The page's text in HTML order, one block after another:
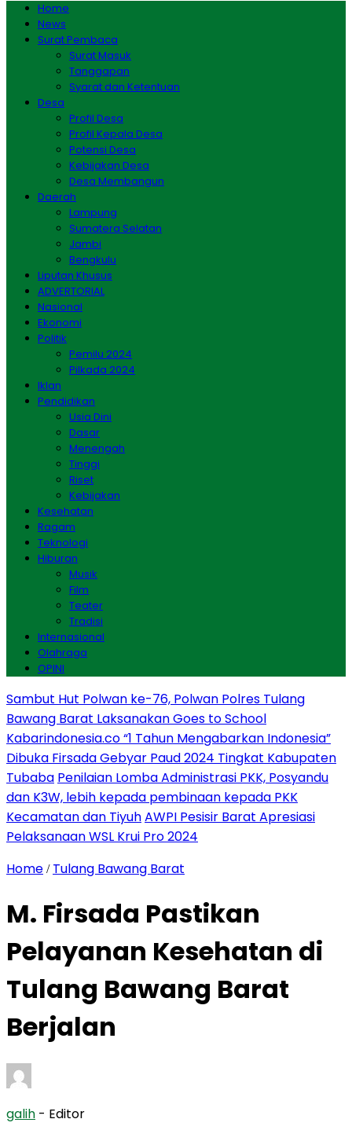
Home
News
Surat Pembaca
Surat Masuk
Tanggapan
Syarat dan Ketentuan
Desa
Profil Desa
Profil Kepala Desa
Potensi Desa
Kebijakan Desa
Desa Membangun
Daerah
Lampung
Sumatera Selatan
Jambi
Bengkulu
Liputan Khusus
ADVERTORIAL
Nasional
Ekonomi
Politik
Pemilu 2024
Pilkada 2024
Iklan
Pendidikan
Usia Dini
Dasar
Menengah
Tinggi
Riset
Kebijakan
Kesehatan
Ragam
Teknologi
Hiburan
Musik
Film
Teater
Tradisi
Internasional
Olahraga
OPINI
Sambut Hut Polwan ke-76, Polwan Polres Tulang
Bawang Barat Laksanakan Goes to School
Kabarindonesia.co “1 Tahun Mengabarkan Indonesia”
Dibuka Firsada Gebyar Paud 2024 Tingkat Kabupaten
Tubaba Penilaian Lomba Administrasi PKK, Posyandu
dan K3W, lebih kepada pembinaan kepada PKK
Kecamatan dan TiyuhAWPI Pesisir Barat Apresiasi
Pelaksanaan WSL Krui Pro 2024
Home / Tulang Bawang Barat
M. Firsada Pastikan
Pelayanan Kesehatan di
Tulang Bawang Barat
Berjalan
galih - Editor